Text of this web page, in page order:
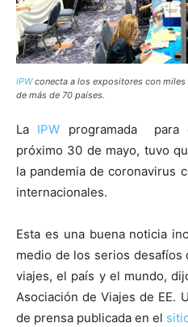
IPWconecta a los expositores con
de más de 70 países.
La IPW programada para
próximo 30 de mayo, tuvo
la pandemia de coronavirus
internacionales.
Esta es una buena noticia
medio de los serios
viajes, el país y el mundo,
Asociación de Viajes de EE.
de prensa publicada en el